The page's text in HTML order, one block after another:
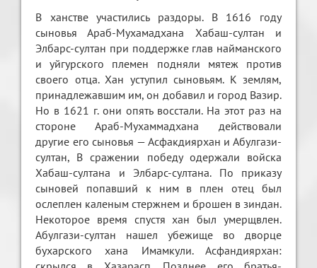
В ханстве участились раздоры. В 1616 году
сыновья Араб-Мухамадхана Хабаш-султан и
Элбарс-султан при поддержке глав найманского
и уйгурского племен подняли мятеж против
своего отца. Хан уступил сыновьям. К землям,
принадлежавшим им, он добавил и город Вазир.
Но в 1621 г. они опять восстали. На этот раз на
стороне Араб-Мухаммадхана действовали
другие его сыновья — Асфакдиярхан и Абулгази-
султан, В сражении победу одержали войска
Хабаш-султана и Элбарс-султана. По приказу
сыновей попавший к ним в плен отец был
ослеплен каленым стержнем и брошен в зиндан.
Некоторое время спустя хан был умерщвлен.
Абулгази-султан нашел убежище во дворце
бухарского хана Имамкули. Асфандиярхан: